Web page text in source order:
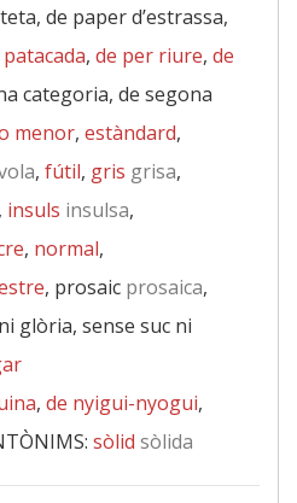
de paper d’estrassa,
, de per riure, de
categoria, de segona
menor, estàndard,
, fútil, gris grisa,
, insuls insulsa,
, normal,
, prosaic prosaica,
glòria, sense suc ni
, de nyigui-nyogui,
sòlid sòlida